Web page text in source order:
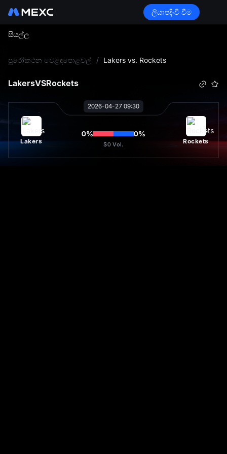
ලියාපදිංචි වීම
සියල්ල
පුරෝකථන වෙළඳපොළවල් / Lakers vs. Rockets
LakersVSRockets
2026-04-27 09:30
Lakers
0% 0%
$0 Vol. Rockets